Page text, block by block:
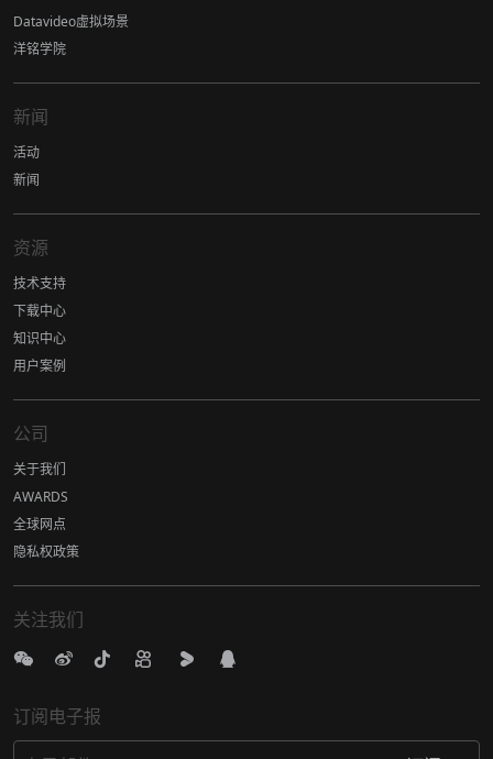
Datavideo虚拟场景
洋铭学院
新闻
活动
新闻
资源
技术支持
下载中心
知识中心
用户案例
公司
关于我们
AWARDS
全球网点
隐私权政策
关注我们
订阅电子报